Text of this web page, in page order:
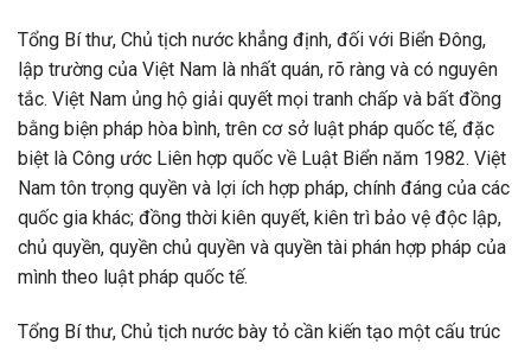
Tổng Bí thư, Chủ tịch nước khẳng định, đối với Biển Đông,
lập trường của Việt Nam là nhất quán, rõ ràng và có nguyên
tắc. Việt Nam ủng hộ giải quyết mọi tranh chấp và bất đồng
bằng biện pháp hòa bình, trên cơ sở luật pháp quốc tế, đặc
biệt là Công ước Liên hợp quốc về Luật Biển năm 1982. Việt
Nam tôn trọng quyền và lợi ích hợp pháp, chính đáng của các
quốc gia khác; đồng thời kiên quyết, kiên trì bảo vệ độc lập,
chủ quyền, quyền chủ quyền và quyền tài phán hợp pháp của
mình theo luật pháp quốc tế.
Tổng Bí thư, Chủ tịch nước bày tỏ cần kiến tạo một cấu trúc